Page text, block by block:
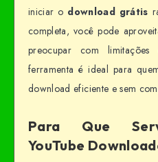
iniciar o download grátis
completa, você pode
preocupar com
ferramenta é ideal para
download eficiente e sem
Para Que
YouTube